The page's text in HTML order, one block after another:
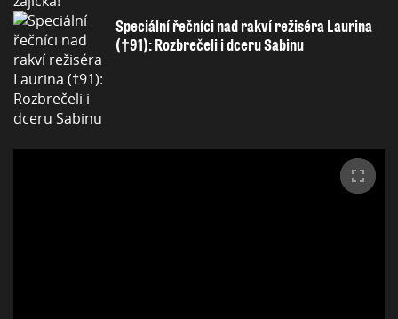
Speciální řečníci nad rakví režiséra Laurina
(†91): Rozbrečeli i dceru Sabinu